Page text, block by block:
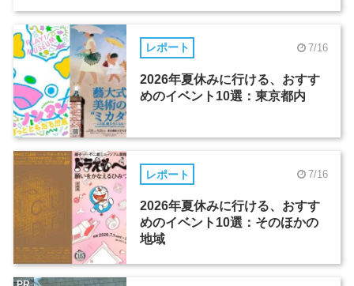
レポート 7/16
2026年夏休みに行ける、おすす
めのイベント10選：東京都内
レポート 7/16
2026年夏休みに行ける、おすす
めのイベント10選：そのほかの
地域